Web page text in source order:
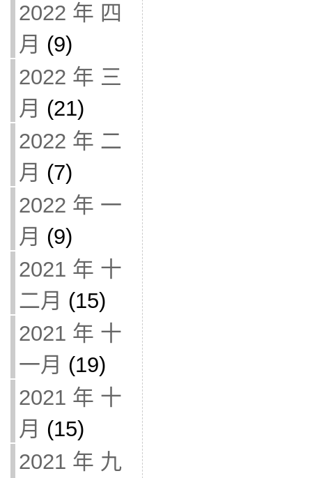
2022 年 四
月 (9)
2022 年 三
月 (21)
2022 年 二
月 (7)
2022 年 一
月 (9)
2021 年 十
二月 (15)
2021 年 十
一月 (19)
2021 年 十
月 (15)
2021 年 九